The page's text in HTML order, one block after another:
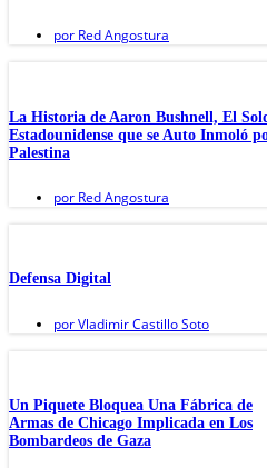
por Red Angostura
La Historia de Aaron Bushnell, El
Estadounidense que se Auto Inmoló
Palestina
por Red Angostura
Defensa Digital
porVladimir Castillo Soto
Un Piquete Bloquea Una Fábrica de
Armas de Chicago Implicada en Los
Bombardeos de Gaza